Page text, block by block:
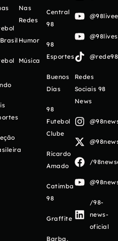
Nas
Redes
Humor
Música
Central
98
98
Esportes
Buenos
Días
98
Futebol
Clube
Ricardo
Amado
Catimba
98
Graffite
Barba,
Redes
Sociais 98
News
/
/98-
news-
oficial